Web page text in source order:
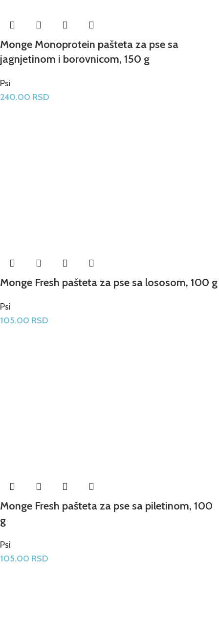
Monge Monoprotein pašteta za pse sa
jagnjetinom i borovnicom, 150 g
Psi
240.00 RSD
Monge Fresh pašteta za pse sa lososom, 100 g
Psi
105.00 RSD
Monge Fresh pašteta za pse sa piletinom, 100
g
Psi
105.00 RSD